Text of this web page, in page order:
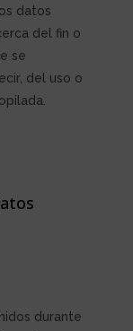
datos
del fin o
se
del uso o
durante